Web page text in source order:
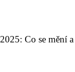
Co se mění